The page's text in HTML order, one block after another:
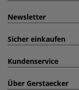
Newsletter
Sicher einkaufen
Kundenservice
Über Gerstaecker